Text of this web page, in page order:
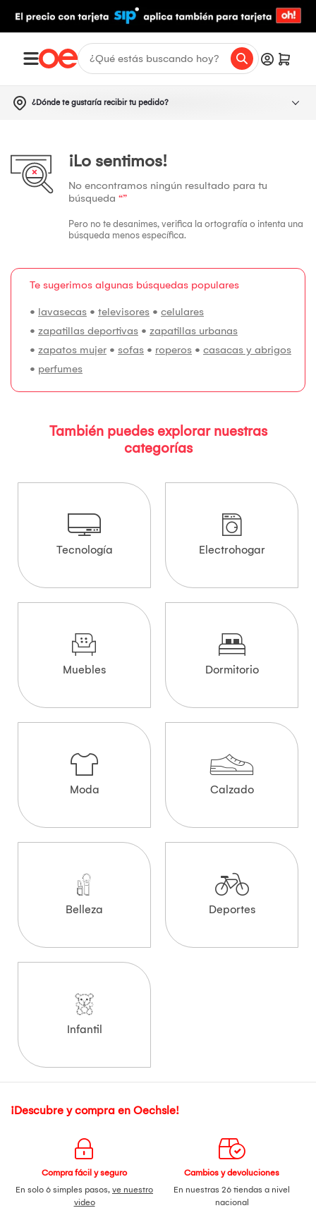
¿Dónde te gustaría recibir tu pedido?
¡Lo sentimos!
No encontramos ningún resultado para tu
búsqueda “”
Pero no te desanimes, verifica la ortografía o intenta una
búsqueda menos específica.
Te sugerimos algunas búsquedas populares
• lavasecas • televisores • celulares
• zapatillas deportivas • zapatillas urbanas
• zapatos mujer • sofas • roperos • casacas y abrigos
• perfumes
También puedes explorar nuestras
categorías
Tecnología Electrohogar
Muebles Dormitorio
Moda Calzado
Belleza Deportes
Infantil
¡Descubre y compra en Oechsle!
Compra fácil y seguro
En solo 6 simples pasos, ve nuestro
video
Cambios y devoluciones
En nuestras 26 tiendas a nivel
nacional